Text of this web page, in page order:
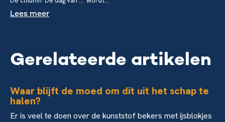
Lees meer
Gerelateerde artikelen
Waar blijft de moed om dit uit het schap te
halen?
Er is veel te doen over de kunststof bekers met ijsblokjes